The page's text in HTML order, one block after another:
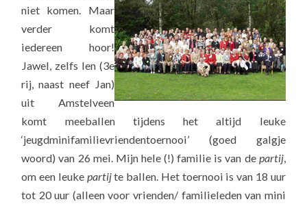
niet komen. Maar
verder komt
iedereen hoor!
Jawel, zelfs Ien (3e
rij, naast neef Jan)
uit Amstelveen
komt meeballen tijdens het altijd leuke
‘jeugdminifamilievriendentoernooi’ (goed galgje
woord) van 26 mei. Mijn hele (!) familie is van de partij,
om een leuke partijte ballen. Het toernooi is van 18 uur
tot 20 uur (alleen voor vrienden/ familieleden van mini